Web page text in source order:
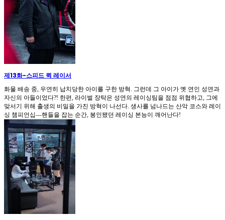
제13화-스피드 퀵 레이서
화물 배송 중, 우연히 납치당한 아이를 구한 방혁. 그런데 그 아이가 옛 연인 성연과
자신의 아들이었다?! 한편, 라이벌 장탁은 성연의 레이싱팀을 점점 위협하고, 그에
맞서기 위해 출생의 비밀을 가진 방혁이 나선다. 생사를 넘나드는 산악 코스와 레이
싱 챔피언십—핸들을 잡는 순간, 봉인됐던 레이싱 본능이 깨어난다!